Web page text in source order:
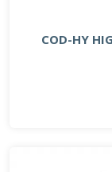
COD-HY